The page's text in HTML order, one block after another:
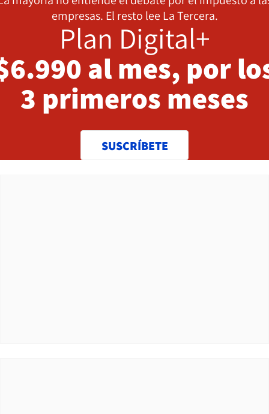
empresas. El resto lee La Tercera.
Plan Digital+
al mes, por
3 primeros meses
SUSCRÍBETE